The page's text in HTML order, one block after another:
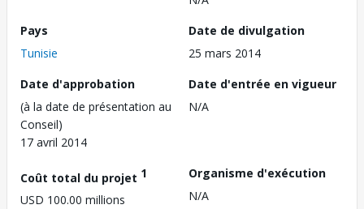
Pays
Tunisie
Date de divulgation
25 mars 2014
Date d'approbation
(à la date de présentation au
Conseil)
17 avril 2014
Date d'entrée en vigueur
N/A
Coût total du projet 1
USD 100.00 millions
Organisme d'exécution
N/A